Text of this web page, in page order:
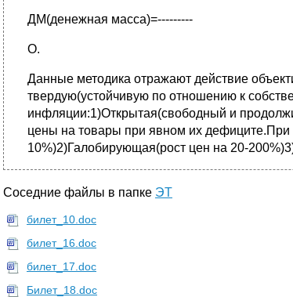
ДМ(денежная масса)=---------
О.
Данные методика отражают действие
твердую(устойчивую по отношению к
инфляции:1)Открытая(свободный и
цены на товары при явном их дефиците.При
10%)2)Галобирующая(рост цен на 20-
Соседние файлы в папке ЭТ
билет_10.doc
билет_16.doc
билет_17.doc
Билет_18.doc